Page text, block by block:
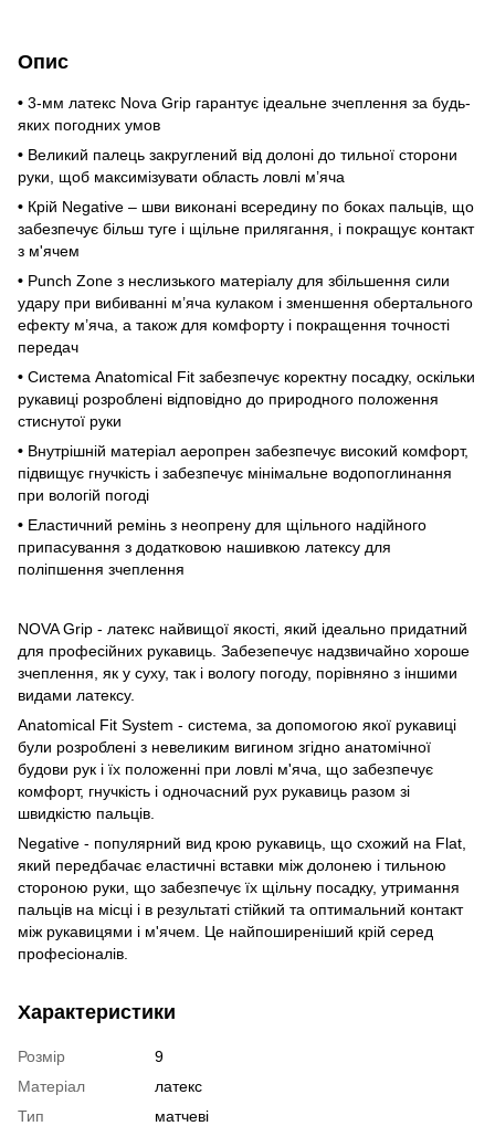
Опис
• 3-мм латекс Nova Grip гарантує ідеальне зчеплення за будь-
яких погодних умов
• Великий палець закруглений від долоні до тильної сторони
руки, щоб максимізувати область ловлі м’яча
• Крій Negative – шви виконані всередину по боках пальців, що
забезпечує більш туге і щільне прилягання, і покращує контакт
з м'ячем
• Punch Zone з неслизького матеріалу для збільшення сили
удару при вибиванні м’яча кулаком і зменшення обертального
ефекту м’яча, а також для комфорту і покращення точності
передач
• Система Anatomical Fit забезпечує коректну посадку, оскільки
рукавиці розроблені відповідно до природного положення
стиснутої руки
• Внутрішній матеріал аеропрен забезпечує високий комфорт,
підвищує гнучкість і забезпечує мінімальне водопоглинання
при вологій погоді
• Еластичний ремінь з неопрену для щільного надійного
припасування з додатковою нашивкою латексу для
поліпшення зчеплення
NOVA Grip - латекс найвищої якості, який ідеально придатний
для професійних рукавиць. Забезепечує надзвичайно хороше
зчеплення, як у суху, так і вологу погоду, порівняно з іншими
видами латексу.
Anatomical Fit System - система, за допомогою якої рукавиці
були розроблені з невеликим вигином згідно анатомічної
будови рук і їх положенні при ловлі м'яча, що забезпечує
комфорт, гнучкість і одночасний рух рукавиць разом зі
швидкістю пальців.
Negative - популярний вид крою рукавиць, що схожий на Flat,
який передбачає еластичні вставки між долонею і тильною
стороною руки, що забезпечує їх щільну посадку, утримання
пальців на місці і в результаті стійкий та оптимальний контакт
між рукавицями і м'ячем. Це найпоширеніший крій серед
професіоналів.
Характеристики
Розмір
9
Матеріал
латекс
Тип
матчеві